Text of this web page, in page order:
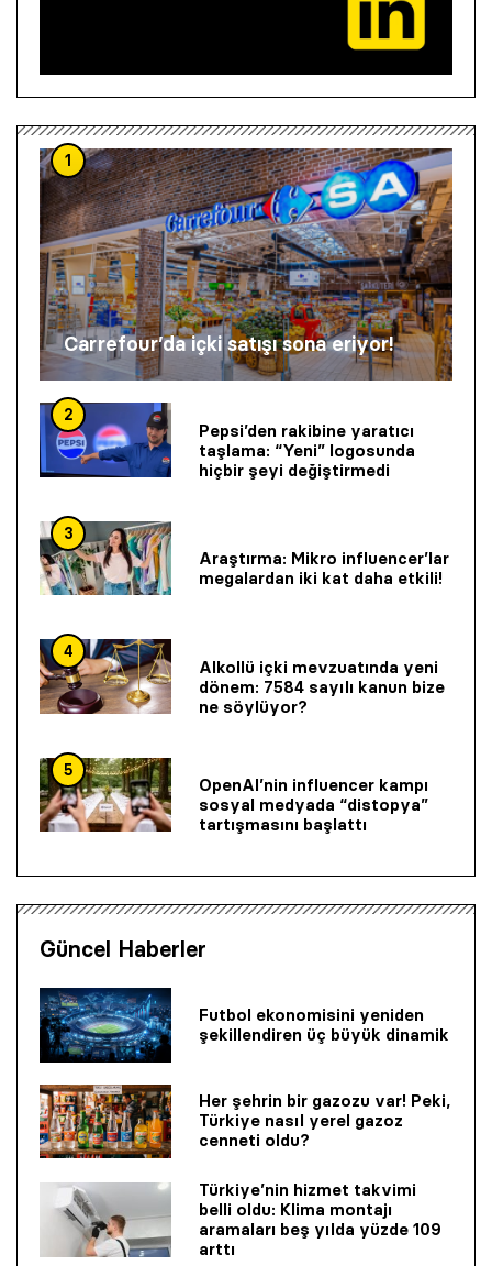
1
Carrefour’da içki satışı sona eriyor!
2
Pepsi’den rakibine yaratıcı
taşlama: “Yeni” logosunda
hiçbir şeyi değiştirmedi
3
Araştırma: Mikro influencer’lar
megalardan iki kat daha etkili!
4
Alkollü içki mevzuatında yeni
dönem: 7584 sayılı kanun bize
ne söylüyor?
5
OpenAI’nin influencer kampı
sosyal medyada “distopya”
tartışmasını başlattı
Güncel Haberler
Futbol ekonomisini yeniden
şekillendiren üç büyük dinamik
Her şehrin bir gazozu var! Peki,
Türkiye nasıl yerel gazoz
cenneti oldu?
Türkiye’nin hizmet takvimi
belli oldu: Klima montajı
aramaları beş yılda yüzde 109
arttı